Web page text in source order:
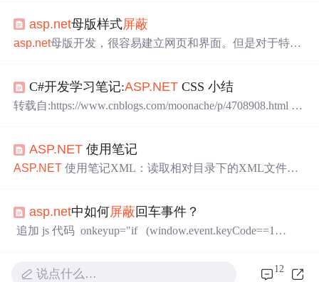
asp.net母版样式屏蔽
asp.net母版开发，很容易建立网页和界面。但是对于特殊
CSS。今天特意翻看了一下CSS 解释的优先顺序： 一般而
言，所有的样式会根据下面的规则层叠于一个新的虚拟样
C#开发学习笔记:ASP.NET CSS 小结
转载自:https://www.cnblogs.com/moonache/p/4708908.html A
ent/css"/> 2.在Bundle.config里面绑定...
ASP.NET 使用笔记
ASP.NET 使用笔记XML：读取相对目录下的XML文件：
ExecutingAssembly();Stream objStream = objAssembly.GetMan
ifestResourceStream(
asp.net中如何屏蔽回车事件？
追加 js 代码 onkeyup="if (window.event.keyCode==1
说点什么… 12